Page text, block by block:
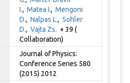
I.,Matea I.,Mengoni
D.,Nalpas L.,Sohler
D.,Vajta Zs. + 39 (
Collaboration)
Journal of Physics:
Conference Series 580
(2015) 2012